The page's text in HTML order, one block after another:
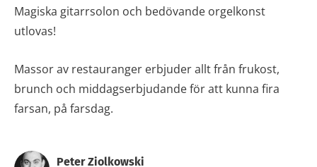
Magiska gitarrsolon och bedövande orgelkonst
utlovas!
Massor av restauranger erbjuder allt från frukost,
brunch och middagserbjudande för att kunna fira
farsan, på farsdag.
Peter Ziolkowski